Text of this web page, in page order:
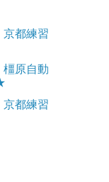
都練習
原自動
都練習